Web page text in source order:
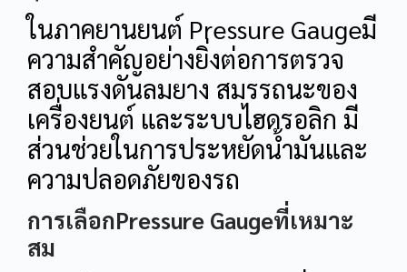
ในภาคยานยนต์ Pressure Gaugeมี
ความสำคัญอย่างยิ่งต่อการตรวจ
สอบแรงดันลมยาง สมรรถนะของ
เครื่องยนต์ และระบบไฮดรอลิก มี
ส่วนช่วยในการประหยัดน้ำมันและ
ความปลอดภัยของรถ
การเลือกPressure Gaugeที่เหมาะ
สม